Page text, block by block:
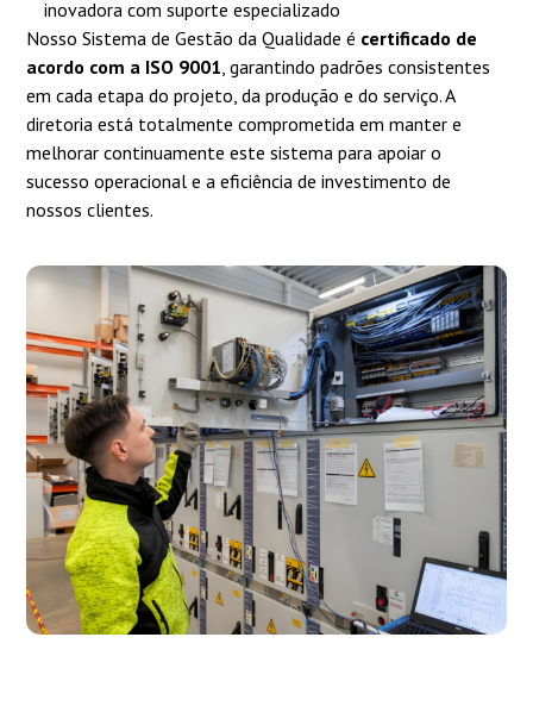
inovadora com suporte especializado
Nosso Sistema de Gestão da Qualidade é certificado de
acordo com a ISO 9001 , garantindo padrões consistentes
em cada etapa do projeto, da produção e do serviço. A
diretoria está totalmente comprometida em manter e
melhorar continuamente este sistema para apoiar o
sucesso operacional e a eficiência de investimento de
nossos clientes.